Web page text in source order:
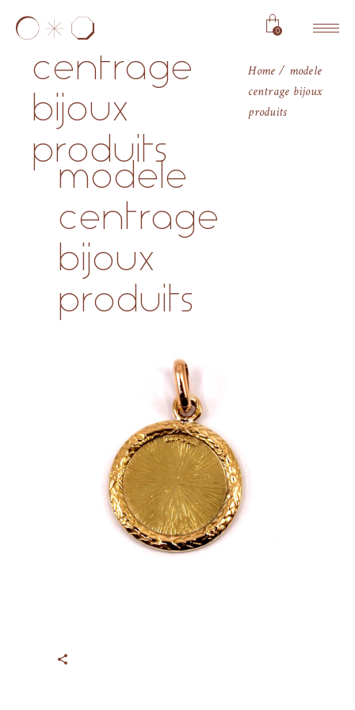
0
modele
centrage
bijoux
produits
Home
modele
centrage bijoux
produits
modele
centrage
bijoux
produits